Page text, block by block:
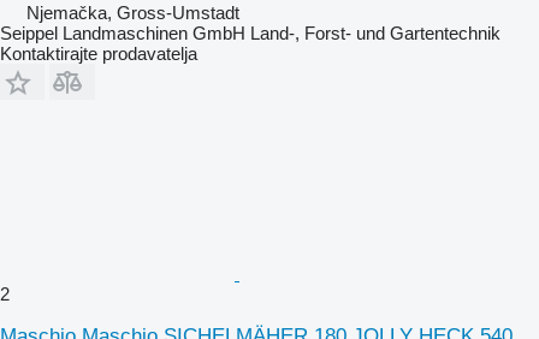
Njemačka, Gross-Umstadt
Seippel Landmaschinen GmbH Land-, Forst- und Gartentechnik
Kontaktirajte prodavatelja
2